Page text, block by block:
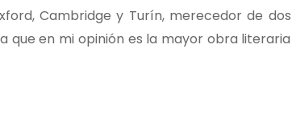
Cambridge y Turín, merecedor de dos
en mi opinión es la mayor obra literaria